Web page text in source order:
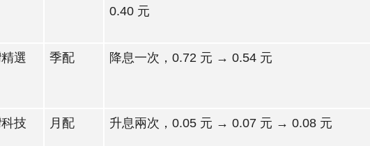
0.40 元
選
季配 降息一次，0.72 元 → 0.54 元
技
月配 升息兩次，0.05 元 → 0.07 元 → 0.08 元